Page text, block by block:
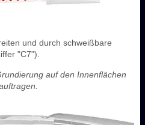
und durch schweißbare
"C7").
auf den Innenflächen